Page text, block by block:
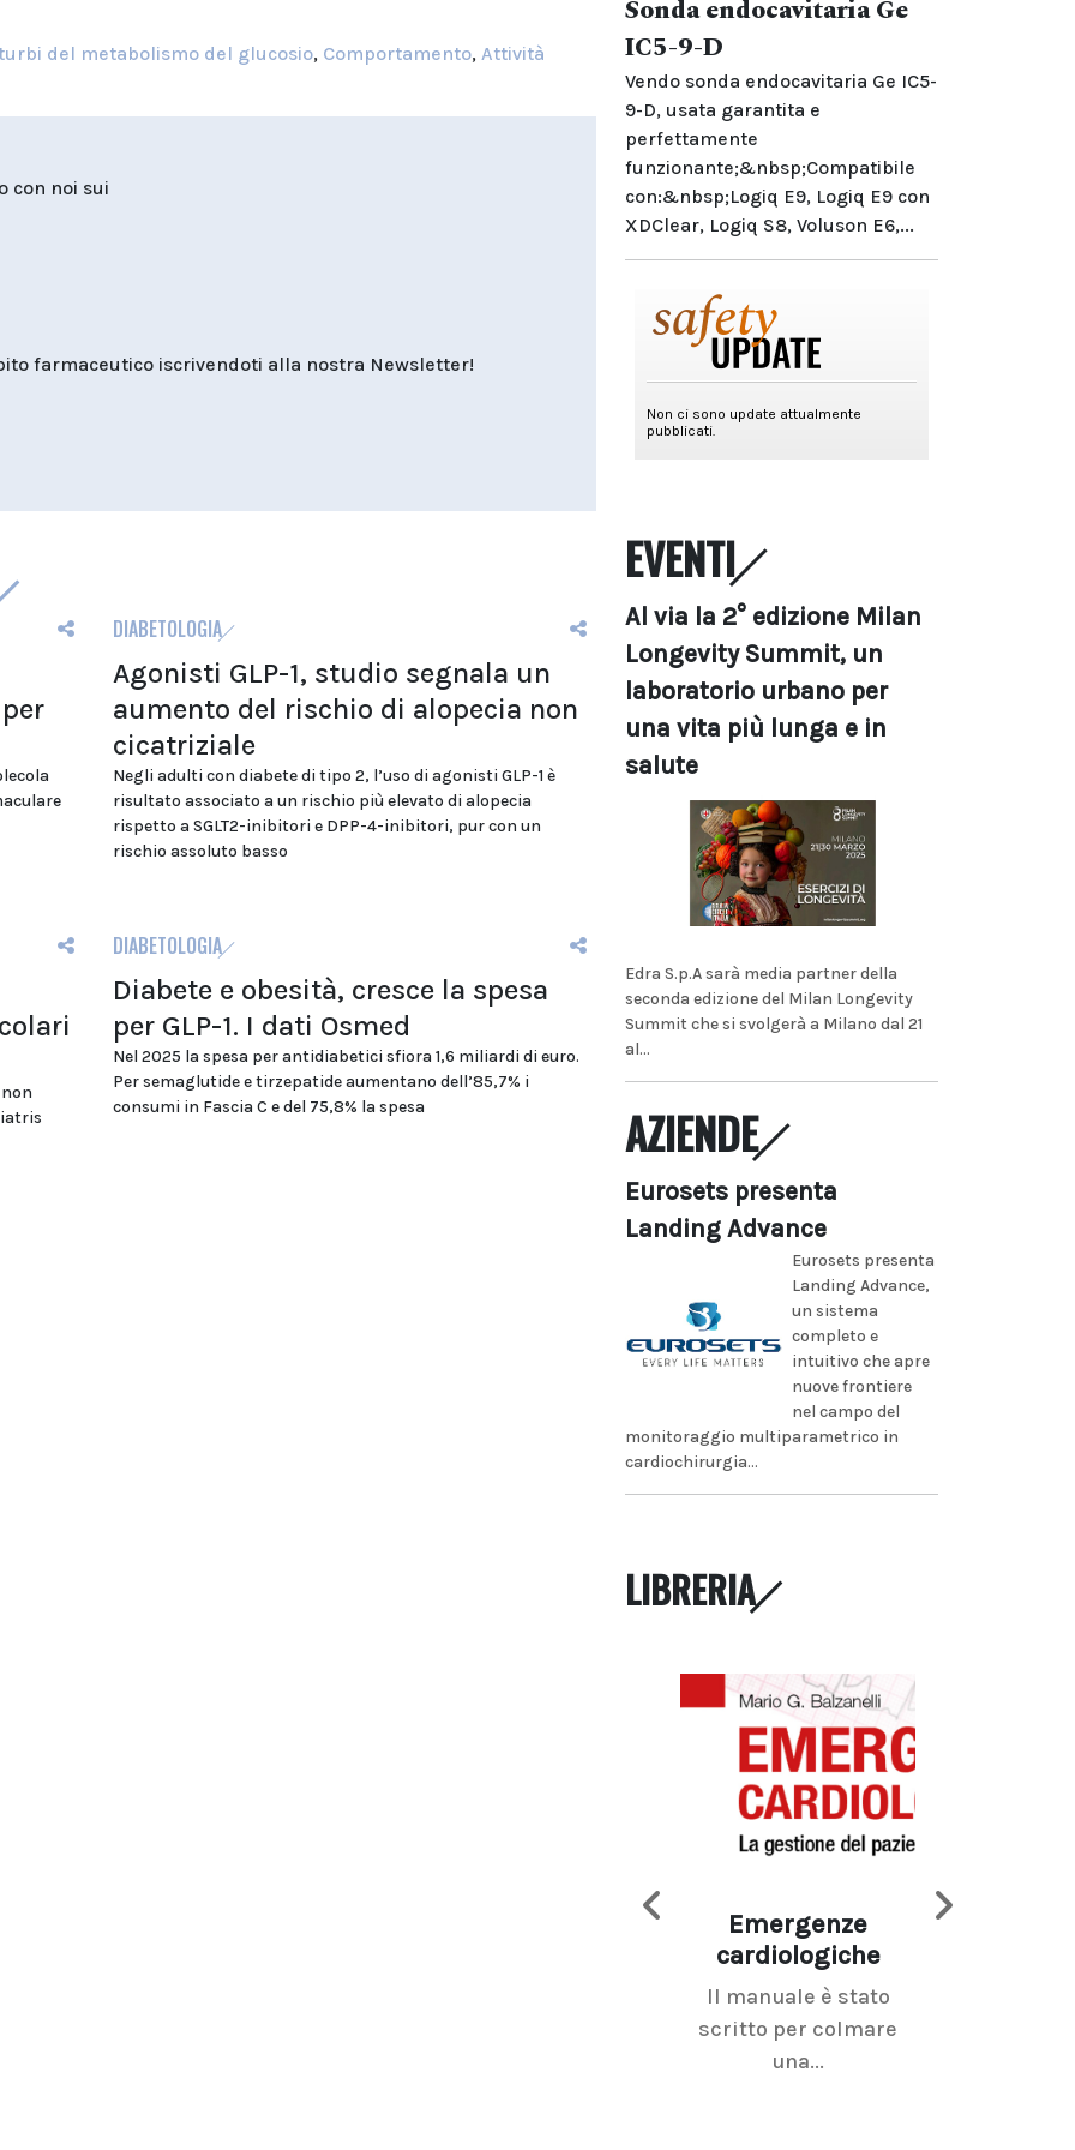
del metabolismo del glucosio, Comportamento, Attività
con noi sui
farmaceutico iscrivendoti alla nostra Newsletter!
DIABETOLOGIA
Agonisti GLP-1, studio segnala un
aumento del rischio di alopecia non
cicatriziale
Negli adulti con diabete di tipo 2, l’uso di agonisti GLP-1 è
risultato associato a un rischio più elevato di alopecia
rispetto a SGLT2-inibitori e DPP-4-inibitori, pur con un
rischio assoluto basso
DIABETOLOGIA
Diabete e obesità, cresce la spesa
per GLP-1. I dati Osmed
Nel 2025 la spesa per antidiabetici sfiora 1,6 miliardi di euro.
Per semaglutide e tirzepatide aumentano dell’85,7% i
consumi in Fascia C e del 75,8% la spesa
Sonda endocavitaria Ge
IC5-9-D
Vendo sonda endocavitaria Ge IC5-
9-D, usata garantita e
perfettamente
funzionante;&nbsp;Compatibile
con:&nbsp;Logiq E9, Logiq E9 con
XDClear, Logiq S8, Voluson E6,...
EVENTI
Al via la 2° edizione Milan
Longevity Summit, un
laboratorio urbano per
una vita più lunga e in
salute
Edra S.p.A sarà media partner della
seconda edizione del Milan Longevity
Summit che si svolgerà a Milano dal 21
al...
AZIENDE
Eurosets presenta
Landing Advance
Eurosets presenta
Landing Advance,
un sistema
completo e
intuitivo che apre
nuove frontiere
nel campo del
monitoraggio multiparametrico in
cardiochirurgia...
LIBRERIA
Emergenze
cardiologiche
Il manuale è stato
scritto per colmare
una...